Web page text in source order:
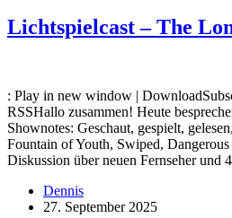
Lichtspielcast – The
: Play in new window |
RSSHallo zusammen! Heute
Shownotes: Geschaut, gespielt,
Fountain of Youth, Swiped,
Diskussion über neuen Fernseher
Dennis
27. September 2025